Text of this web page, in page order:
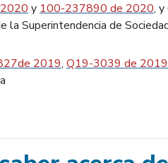
y 100-237890 de 2020, y
la Superintendencia de
de 2019, Q19-3039 de 2019